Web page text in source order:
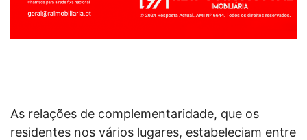
As relações de complementaridade, que os
residentes nos vários lugares, estabeleciam entre